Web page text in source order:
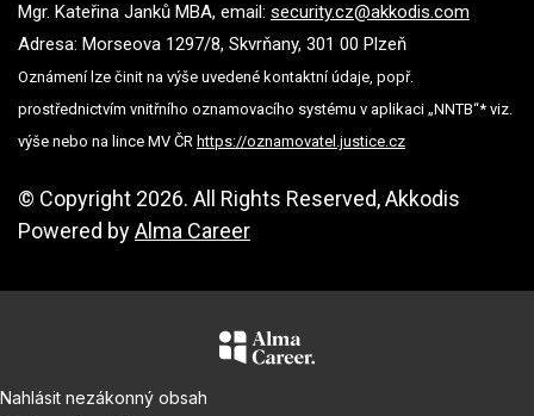
Mgr. Kateřina Janků MBA, email: security.cz@akkodis.com
Adresa: Morseova 1297/8, Skvrňany, 301 00 Plzeň
Oznámení lze činit na výše uvedené kontaktní údaje, popř.
prostřednictvím vnitřního oznamovacího systému v aplikaci „NNTB“* viz.
výše nebo na lince MV ČR https://oznamovatel.justice.cz
© Copyright 2026. All Rights Reserved, Akkodis
Powered byAlma Career
Nahlásit nezákonný obsah